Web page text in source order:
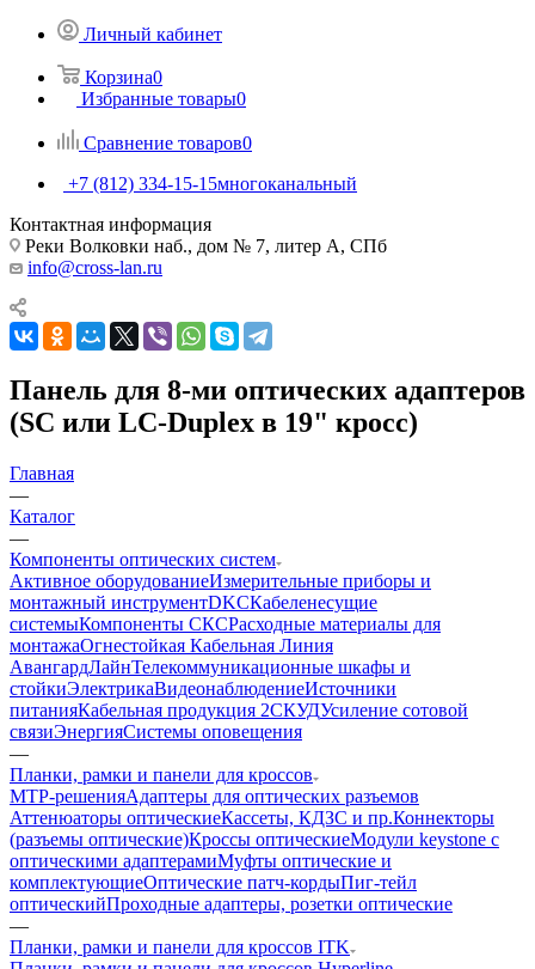
Личный кабинет
Корзина0
Избранные товары0
Сравнение товаров0
+7 (812) 334-15-15многоканальный
Контактная информация
Реки Волковки наб., дом № 7, литер А, СПб
info@cross-lan.ru
Панель для 8-ми оптических адаптеров
(SC или LC-Duplex в 19" кросс)
Главная
—
Каталог
—
Компоненты оптических систем
Активное оборудованиеИзмерительные приборы и
монтажный инструментDKCКабеленесущие
системыКомпоненты СКСРасходные материалы для
монтажаОгнестойкая Кабельная Линия
АвангардЛайнТелекоммуникационные шкафы и
стойкиЭлектрикаВидеонаблюдениеИсточники
питанияКабельная продукция 2СКУДУсиление сотовой
связиЭнергияСистемы оповещения
—
Планки, рамки и панели для кроссов
MTP-решенияАдаптеры для оптических разъемов
Аттенюаторы оптическиеКассеты, КДЗС и пр.Коннекторы
(разъемы оптические)Кроссы оптическиеМодули keystone с
оптическими адаптерамиМуфты оптические и
комплектующиеОптические патч-кордыПиг-тейл
оптическийПроходные адаптеры, розетки оптические
—
Планки, рамки и панели для кроссов ITK